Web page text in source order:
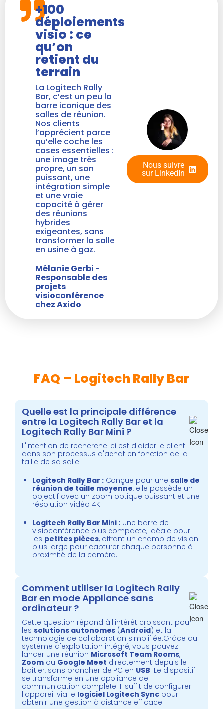
+100
déploiements
visio : ce
qu’on
retient du
terrain
La Logitech Rally
Bar, c’est un peu la
barre iconique des
salles de réunion.
Nos clients
l’apprécient parce
qu’elle coche les
cases essentielles :
une image très
propre, un son
puissant, une
intégration simple
et une vraie
capacité à gérer
des réunions
hybrides
exigeantes, sans
transformer la salle
en usine à gaz.
Mélanie Gerbi -
Responsable des
projets
visioconférence
chez Axido
Nous suivre
sur LinkedIn
FAQ – Logitech Rally Bar
Quelle est la principale différence
entre la Logitech Rally Bar et la
Logitech Rally Bar Mini ?
L'intention de recherche ici est d'aider le client
dans son processus d'achat en fonction de la
taille de sa salle.
Logitech Rally Bar : Conçue pour une salle de
réunion de taille moyenne, elle possède un
objectif avec un zoom optique puissant et une
résolution vidéo 4K.
Logitech Rally Bar Mini : Une barre de
visioconférence plus compacte, idéale pour
les petites pièces, offrant un champ de vision
plus large pour capturer chaque personne à
proximité de la caméra.
Comment utiliser la Logitech Rally
Bar en mode Appliance sans
ordinateur ?
Cette question répond à l'intérêt croissant pour
les solutions autonomes (Android) et la
technologie de collaboration simplifiée.Grâce au
système d'exploitation intégré, vous pouvez
lancer une réunion Microsoft Team Rooms,
Zoom ou Google Meet directement depuis le
boîtier, sans brancher de PC en USB. Le dispositif
se transforme en une appliance de
communication complète. Il suffit de configurer
l'appareil via le logiciel Logitech Sync pour
obtenir une gestion à distance efficace.